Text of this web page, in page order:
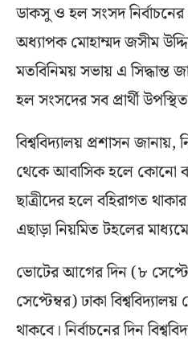
ডাকসু ও হল সংসদ নির্বাচনের
অধ্যাপক মোহাম্মদ জসীম
মতবিনিময় সভায় এ
হল সংসদের সব প্রার্থী
বিশ্ববিদ্যালয় প্রশাসন
থেকে আবাসিক হলে কোনো
ছাত্রীদের হলে বহিরাগত
এছাড়া নিয়মিত টহলের
ভোটের আগের দিন (৮
সেপ্টেম্বর) ঢাকা
থাকবে। নির্বাচনের দিন